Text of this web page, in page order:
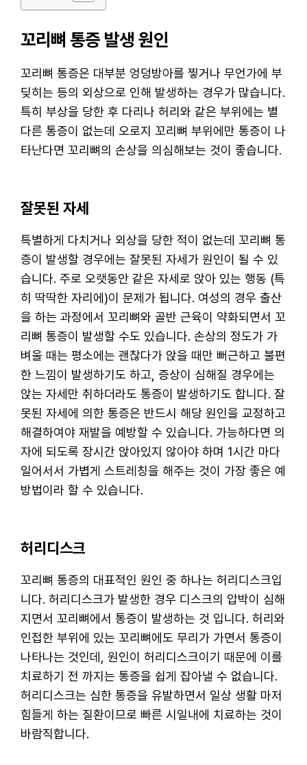
꼬리뼈 통증 발생 원인
꼬리뼈 통증은 대부분 엉덩방아를 찧거나 무언가에 부
딪히는 등의 외상으로 인해 발생하는 경우가 많습니다.
특히 부상을 당한 후 다리나 허리와 같은 부위에는 별
다른 통증이 없는데 오로지 꼬리뼈 부위에만 통증이 나
타난다면 꼬리뼈의 손상을 의심해보는 것이 좋습니다.
잘못된 자세
특별하게 다치거나 외상을 당한 적이 없는데 꼬리뼈 통
증이 발생할 경우에는 잘못된 자세가 원인이 될 수 있
습니다. 주로 오랫동안 같은 자세로 앉아 있는 행동 (특
히 딱딱한 자리에)이 문제가 됩니다. 여성의 경우 출산
을 하는 과정에서 꼬리뼈와 골반 근육이 약화되면서 꼬
리뼈 통증이 발생할 수도 있습니다. 손상의 정도가 가
벼울 때는 평소에는 괜찮다가 앉을 때만 뻐근하고 불편
한 느낌이 발생하기도 하고, 증상이 심해질 경우에는
앉는 자세만 취하더라도 통증이 발생하기도 합니다. 잘
못된 자세에 의한 통증은 반드시 해당 원인을 교정하고
해결하여야 재발을 예방할 수 있습니다. 가능하다면 의
자에 되도록 장시간 앉아있지 않아야 하며 1시간 마다
일어서서 가볍게 스트레칭을 해주는 것이 가장 좋은 예
방법이라 할 수 있습니다.
허리디스크
꼬리뼈 통증의 대표적인 원인 중 하나는 허리디스크입
니다. 허리디스크가 발생한 경우 디스크의 압박이 심해
지면서 꼬리뼈에서 통증이 발생하는 것 입니다. 허리와
인접한 부위에 있는 꼬리뼈에도 무리가 가면서 통증이
나타나는 것인데, 원인이 허리디스크이기 때문에 이를
치료하기 전 까지는 통증을 쉽게 잡아낼 수 없습니다.
허리디스크는 심한 통증을 유발하면서 일상 생활 마저
힘들게 하는 질환이므로 빠른 시일내에 치료하는 것이
바람직합니다.